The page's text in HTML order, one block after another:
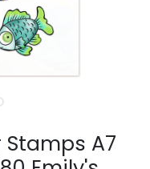
Stamps A7